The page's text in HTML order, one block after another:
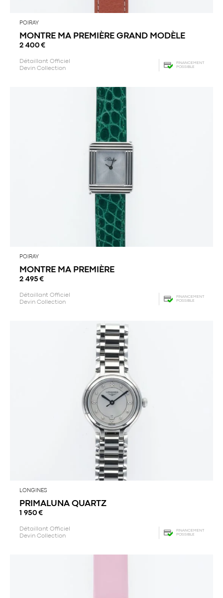
POIRAY
MONTRE MA PREMIÈRE GRAND MODÈLE
2 400 €
Détaillant Officiel
Devin Collection
FINANCEMENT
POSSIBLE
POIRAY
MONTRE MA PREMIÈRE
2 495 €
Détaillant Officiel
Devin Collection
FINANCEMENT
POSSIBLE
LONGINES
PRIMALUNA QUARTZ
1 950 €
Détaillant Officiel
Devin Collection
FINANCEMENT
POSSIBLE